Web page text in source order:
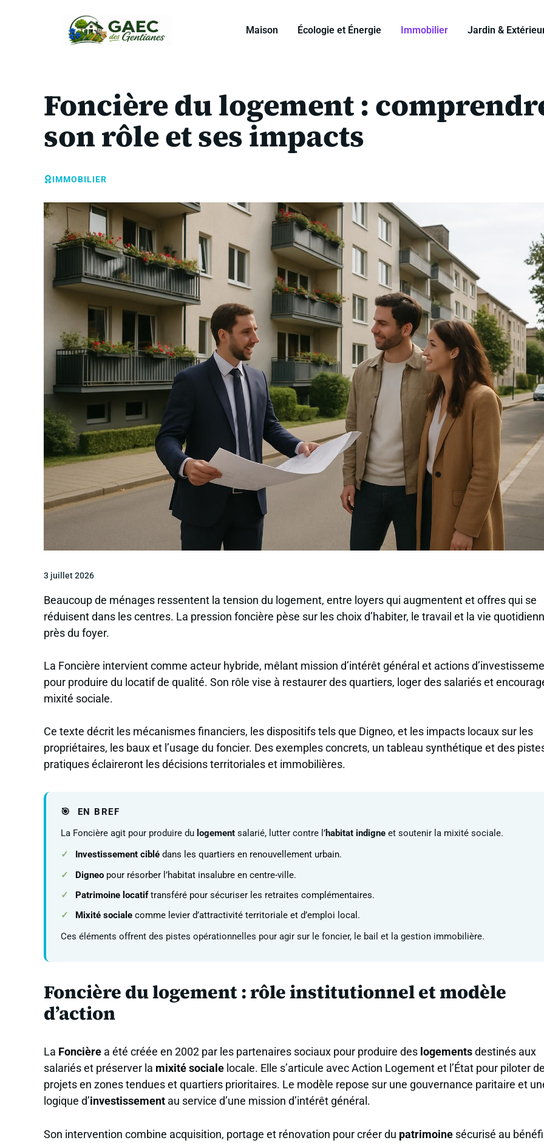
Maison Écologie et Énergie Immobilier Jardin &
Foncière du logement :
son rôle et ses impacts
IMMOBILIER
3 juillet 2026
Beaucoup de ménages ressentent la tension du logement, entre loyers qui augmentent et offres qui se
réduisent dans les centres. La pression foncière pèse sur les choix d’habiter, le travail et la vie
près du foyer.
La Foncière intervient comme acteur hybride, mêlant mission d’intérêt général et actions
pour produire du locatif de qualité. Son rôle vise à restaurer des quartiers, loger des salariés et
mixité sociale.
Ce texte décrit les mécanismes financiers, les dispositifs tels que Digneo, et les impacts locaux sur les
propriétaires, les baux et l’usage du foncier. Des exemples concrets, un tableau synthétique et des
pratiques éclaireront les décisions territoriales et immobilières.
EN BREF
La Foncière agit pour produire du logement salarié, lutter contre l’habitat indigne et soutenir la mixité sociale.
Investissement ciblé dans les quartiers en renouvellement urbain.
Digneo pour résorber l’habitat insalubre en centre-ville.
Patrimoine locatiftransféré pour sécuriser les retraites complémentaires.
Mixité sociale comme levier d’attractivité territoriale et d’emploi local.
Ces éléments offrent des pistes opérationnelles pour agir sur le foncier, le bail et la gestion immobilière.
Foncière du logement : rôle institutionnel et modèle
d’action
La Foncière a été créée en 2002 par les partenaires sociaux pour produire des logementsdestinés aux
salariés et préserver la mixité sociale locale. Elle s’articule avec Action Logement et l’État pour piloter
projets en zones tendues et quartiers prioritaires. Le modèle repose sur une gouvernance paritaire et
logique d’investissement au service d’une mission d’intérêt général.
Son intervention combine acquisition, portage et rénovation pour créer du patrimoine sécurisé au